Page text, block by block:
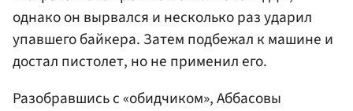
однако он вырвался и несколько раз ударил
упавшего байкера. Затем подбежал к машине и
достал пистолет, но не применил его.
Разобравшись с «обидчиком», Аббасовы